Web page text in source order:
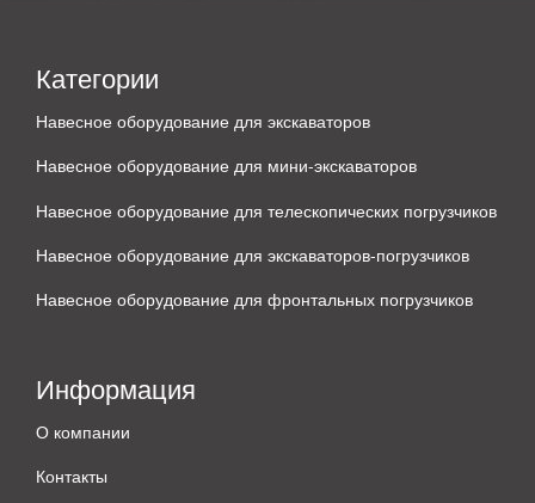
Категории
Навесное оборудование для экскаваторов
Навесное оборудование для мини-экскаваторов
Навесное оборудование для телескопических погрузчиков
Навесное оборудование для экскаваторов-погрузчиков
Навесное оборудование для фронтальных погрузчиков
Информация
О компании
Контакты